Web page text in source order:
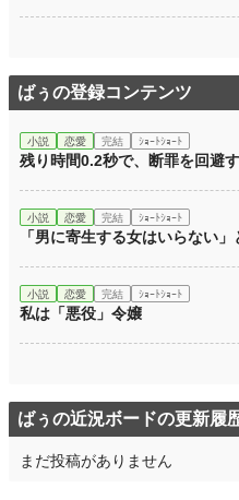
年間ポイント 24,600 pt (17,449 位)
ばぅの登録コンテンツ
小説 恋愛 完結 ｼｮｰﾄｼｮｰﾄ
残り時間0.2秒で、断罪を回避
小説 恋愛 完結 ｼｮｰﾄｼｮｰﾄ
「男に寄生する女はいらない
小説 恋愛 完結 ｼｮｰﾄｼｮｰﾄ
私は「悪役」令嬢
ばぅの近況ボードの更新履
まだ投稿がありません